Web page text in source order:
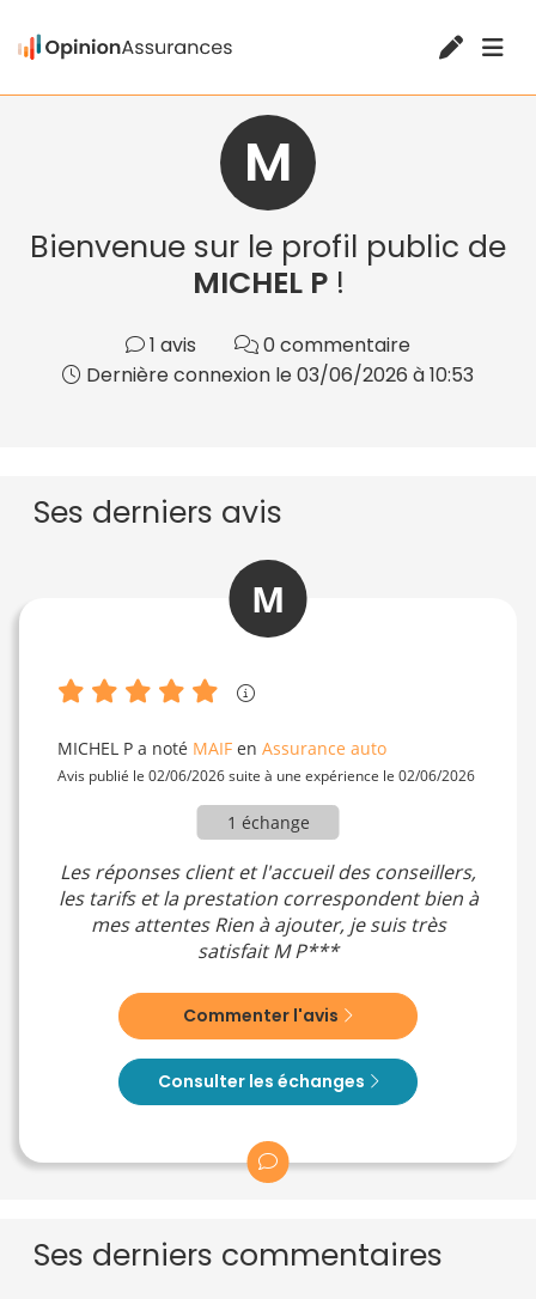
M
Bienvenue sur le profil public de
MICHEL P!
1 avis
0 commentaire
Dernière connexion le 03/06/2026 à 10:53
Ses derniers avis
M
MICHEL P a noté MAIF en Assurance auto
Avis publié le 02/06/2026 suite à une expérience le 02/06/2026
1 échange
Les réponses client et l'accueil des conseillers,
les tarifs et la prestation correspondent bien à
mes attentes Rien à ajouter, je suis très
satisfait M P***
Commenter l'avis
Consulter les échanges
Ses derniers commentaires